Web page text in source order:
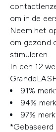
om in de
Neem het
om gezond
stimuleren.
In een 12
91%
94%
97%